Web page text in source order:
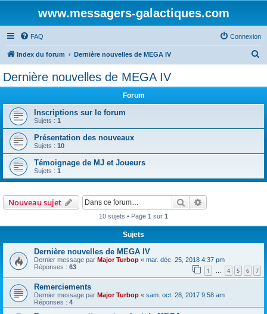
www.messagers-galactiques.com
FAQ Connexion
Index du forum Dernière nouvelles de MEGA IV
h
r
Dernière nouvelles de MEGA IV
Forum
Inscriptions sur le forum
Sujets : 1
Présentation des nouveaux
Sujets : 10
Témoignage de MJ et Joueurs
Sujets : 1
Nouveau sujet Rechercher
10 sujets • Page 1 sur 1
Sujets
Dernière nouvelles de MEGA IV
Dernier message par Major Turbop « mar. déc. 25, 2018 4:37 pm
Réponses : 63 1 … 4 5 6 7
Remerciements
Dernier message par Major Turbop « sam. oct. 28, 2017 9:58 am
Réponses : 4